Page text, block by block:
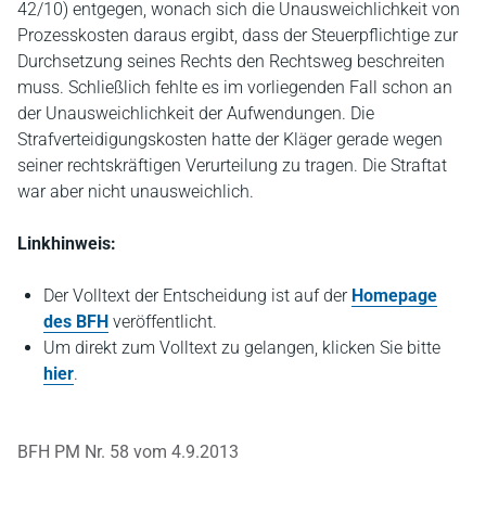
42/10) entgegen, wonach sich die Unausweichlichkeit von
Prozesskosten daraus ergibt, dass der Steuerpflichtige zur
Durchsetzung seines Rechts den Rechtsweg beschreiten
muss. Schließlich fehlte es im vorliegenden Fall schon an
der Unausweichlichkeit der Aufwendungen. Die
Strafverteidigungskosten hatte der Kläger gerade wegen
seiner rechtskräftigen Verurteilung zu tragen. Die Straftat
war aber nicht unausweichlich.
Linkhinweis:
Der Volltext der Entscheidung ist auf der Homepage
des BFH veröffentlicht.
Um direkt zum Volltext zu gelangen, klicken Sie bitte
hier.
BFH PM Nr. 58 vom 4.9.2013